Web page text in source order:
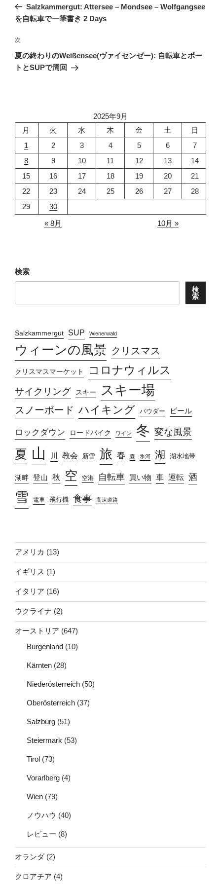
ナ
ゲ
ー
シ
の
投
Salzkammergut: Attersee – Mondsee – Wolfgangsee
を自転車で一筆書き 2 Days
次
の
投
次
夏の終わりのWeißensee(ヴァイセンゼー): 自転車とボー
トとSUPで周回
2025年9月
月
火 水 木 金 土
日
1
2 3 4 5 6
7
8
9 10 11 12 13
14
15
16 17 18 19 20
21
22
23 24 25 26 27
28
29
30
« 8月
10月 »
検索
検
索
Salzkammergut SUP Wienerwald
ウィーンの風景 クリスマス
クリスマスマーケット コロナウィルス
サイクリング スキー スキー場
スノーボード ハイキング パウダー ビール
ロックダウン ロードバイク ワイン 冬 変な風景
夏 山 川 教会 新雪 旅 春 森 氷河 湖 湖水地帯
湖畔 登山 秋 空 空港 自転車 買い物 車 運転 酒
雪 電車 飛行機 食事 高速道路
アメリカ (13)
イギリス (1)
イタリア (16)
ウクライナ (2)
オーストリア (647)
Burgenland (10)
Kärnten (28)
Niederösterreich (50)
Oberösterreich (37)
Salzburg (51)
Steiermark (53)
Tirol (73)
Vorarlberg (4)
Wien (79)
ノウハウ (40)
レビュー (8)
オランダ (2)
クロアチア (4)